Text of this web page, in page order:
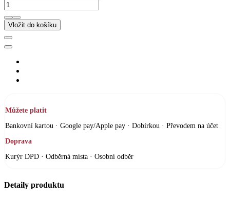
Vložit do košíku
Můžete platit
Bankovní kartou · Google pay/Apple pay · Dobírkou · Převodem na účet
Doprava
Kurýr DPD · Odběrná místa · Osobní odběr
Detaily produktu